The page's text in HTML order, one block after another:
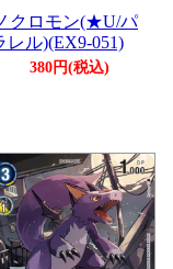
クロモン(★U/パ
レル)(EX9-051)
380円(税込)